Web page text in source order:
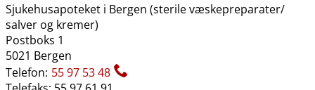
Sjukehusapoteket i Bergen (sterile væskepreparater​/​
salver og kremer)
Postboks 1
5021 Bergen
Telefon: 55 97 53 48